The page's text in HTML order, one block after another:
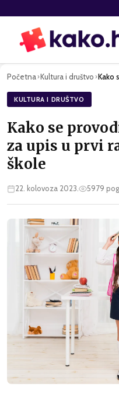
Početna›Kultura i društvo ›
KULTURA I DRUŠTVO
Kako se
za upis u prvi
škole
22. kolovoza 2023. 5979